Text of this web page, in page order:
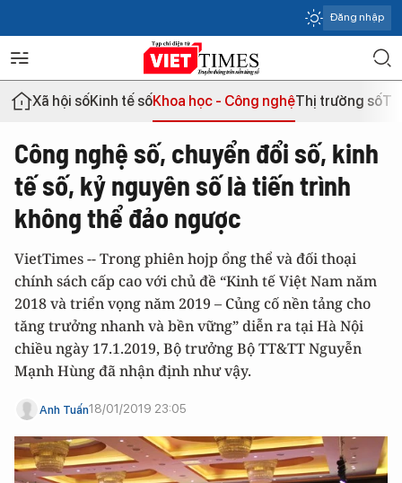
Đăng nhập
Xã hội sốKinh tế sốKhoa học - Công nghệThị trường số
Công nghệ số, chuyển đổi số, kinh
tế số, kỷ nguyên số là tiến trình
không thể đảo ngược
VietTimes -- Trong phiên hojp ổng thể và đối thoại
chính sách cấp cao với chủ đề “Kinh tế Việt Nam năm
2018 và triển vọng năm 2019 – Củng cố nền tảng cho
tăng trưởng nhanh và bền vững” diễn ra tại Hà Nội
chiều ngày 17.1.2019, Bộ trưởng Bộ TT&TT Nguyễn
Mạnh Hùng đã nhận định như vậy.
Anh Tuấn18/01/2019 23:05